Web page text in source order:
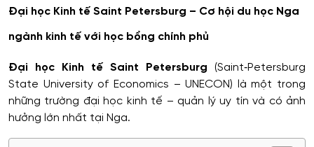
Đại học Kinh tế Saint Petersburg – Cơ hội du học Nga
ngành kinh tế với học bổng chính phủ
Đại học Kinh tế Saint Petersburg (Saint‑Petersburg
State University of Economics – UNECON) là một trong
những trường đại học kinh tế – quản lý uy tín và có ảnh
hưởng lớn nhất tại Nga.